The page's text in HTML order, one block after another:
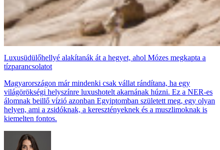
Luxusüdülőhellyé alakítanák át a hegyet, ahol Mózes megkapta a
tízparancsolatot
Magyarországon már mindenki csak vállat rándítana, ha egy
világörökségi helyszínre luxushotelt akarnának húzni. Ez a NER-es
álomnak beillő vízió azonban Egyiptomban született meg, egy olyan
helyen, ami a zsidóknak, a keresztényeknek és a muszlimoknak is
kiemelten fontos.